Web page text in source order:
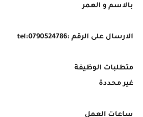
بالاسم و العمر
الارسال على الرقم :tel:0790524786
متطلبات الوظيفة
غير محددة
ساعات العمل